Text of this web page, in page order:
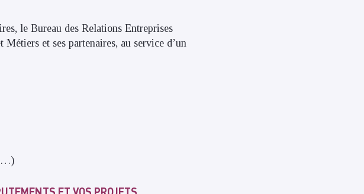
le Bureau des Relations Entreprises
et ses partenaires, au service d’un
ET VOS PROJETS